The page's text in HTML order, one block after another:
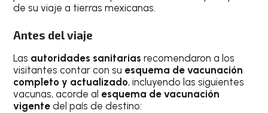
de su viaje a tierras mexicanas.
Antes del viaje
Las autoridades sanitariasrecomendaron a los
visitantes contar con su esquema de vacunación
completo y actualizado, incluyendo las siguientes
vacunas, acorde al esquema de vacunación
vigente del país de destino: